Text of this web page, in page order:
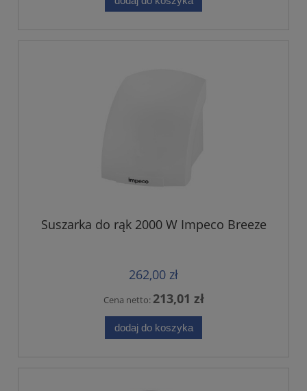
Suszarka do rąk 2000 W Impeco Breeze
262,00 zł
Cena netto: 213,01 zł
dodaj do koszyka